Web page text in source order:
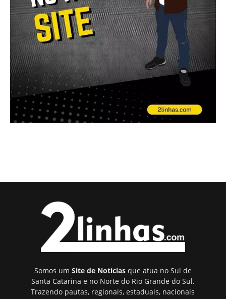
Somos um Site de Notíciasque atua no Sul de
Santa Catarina e no Norte do Rio Grande do Sul.
Trazendo pautas, regionais, estaduais, nacionais